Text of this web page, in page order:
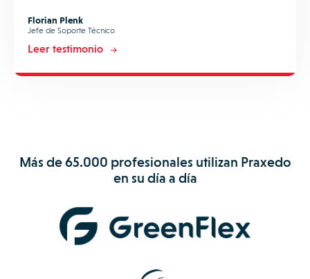
Florian Plenk
Jefe de Soporte Técnico
Leer testimonio
Más de 65.000 profesionales utilizan Praxedo
en su día a día